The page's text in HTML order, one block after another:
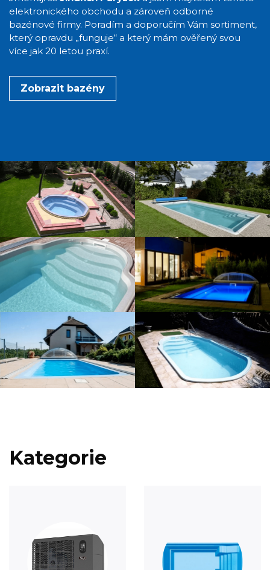
elektronického obchodu a zároveň odborné
bazénové firmy. Poradím a doporučím Vám sortiment,
který opravdu „funguje“ a který mám ověřený svou
více jak 20 letou praxí.
Zobrazit bazény
Kategorie